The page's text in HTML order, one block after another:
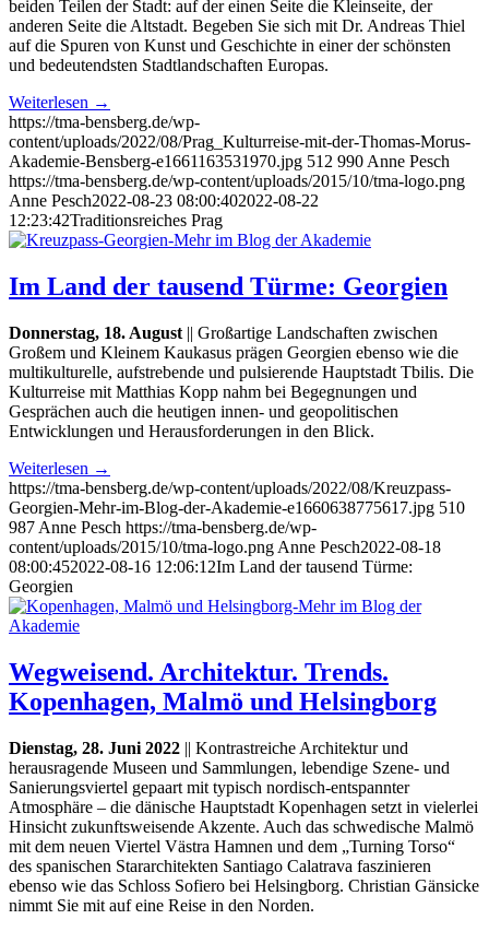
beiden Teilen der Stadt: auf der einen Seite die Kleinseite, der
anderen Seite die Altstadt. Begeben Sie sich mit Dr. Andreas Thiel
auf die Spuren von Kunst und Geschichte in einer der schönsten
und bedeutendsten Stadtlandschaften Europas.
Weiterlesen →
https://tma-bensberg.de/wp-
content/uploads/2022/08/Prag_Kulturreise-mit-der-Thomas-Morus-
Akademie-Bensberg-e1661163531970.jpg 512 990 Anne Pesch
https://tma-bensberg.de/wp-content/uploads/2015/10/tma-logo.png
Anne Pesch2022-08-23 08:00:402022-08-22
12:23:42Traditionsreiches Prag
Im Land der tausend Türme: Georgien
Donnerstag, 18. August || Großartige Landschaften zwischen
Großem und Kleinem Kaukasus prägen Georgien ebenso wie die
multikulturelle, aufstrebende und pulsierende Hauptstadt Tbilis. Die
Kulturreise mit Matthias Kopp nahm bei Begegnungen und
Gesprächen auch die heutigen innen- und geopolitischen
Entwicklungen und Herausforderungen in den Blick.
Weiterlesen →
https://tma-bensberg.de/wp-content/uploads/2022/08/Kreuzpass-
Georgien-Mehr-im-Blog-der-Akademie-e1660638775617.jpg 510
987 Anne Pesch https://tma-bensberg.de/wp-
content/uploads/2015/10/tma-logo.png Anne Pesch2022-08-18
08:00:452022-08-16 12:06:12Im Land der tausend Türme:
Georgien
Wegweisend. Architektur. Trends.
Kopenhagen, Malmö und Helsingborg
Dienstag, 28. Juni 2022 || Kontrastreiche Architektur und
herausragende Museen und Sammlungen, lebendige Szene- und
Sanierungsviertel gepaart mit typisch nordisch-entspannter
Atmosphäre – die dänische Hauptstadt Kopenhagen setzt in vielerlei
Hinsicht zukunftsweisende Akzente. Auch das schwedische Malmö
mit dem neuen Viertel Västra Hamnen und dem „Turning Torso“
des spanischen Stararchitekten Santiago Calatrava faszinieren
ebenso wie das Schloss Sofiero bei Helsingborg. Christian Gänsicke
nimmt Sie mit auf eine Reise in den Norden.